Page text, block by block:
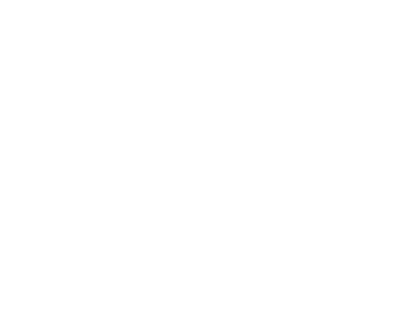
columnar cells that